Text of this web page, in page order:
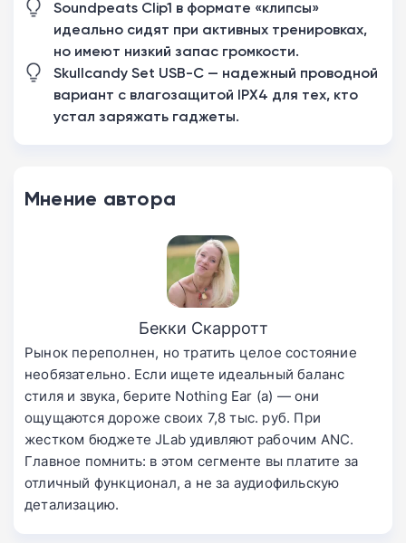
Soundpeats Clip1 в формате «клипсы»
идеально сидят при активных тренировках,
но имеют низкий запас громкости.
Skullcandy Set USB-C — надежный проводной
вариант с влагозащитой IPX4 для тех, кто
устал заряжать гаджеты.
Мнение автора
Бекки Скарротт
Рынок переполнен, но тратить целое состояние
необязательно. Если ищете идеальный баланс
стиля и звука, берите Nothing Ear (a) — они
ощущаются дороже своих 7,8 тыс. руб. При
жестком бюджете JLab удивляют рабочим ANC.
Главное помнить: в этом сегменте вы платите за
отличный функционал, а не за аудиофильскую
детализацию.